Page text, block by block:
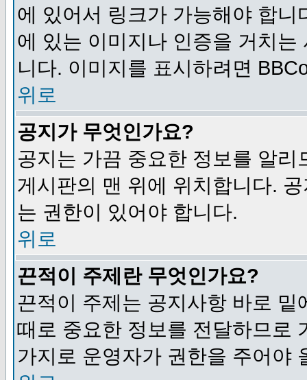
에 있어서 링크가 가능해야 합
에 있는 이미지나 인증을 거치
니다. 이미지를 표시하려면
위로
공지가 무엇인가요?
공지는 가끔 중요한 정보를 알
게시판의 맨 위에 위치합니다.
는 권한이 있어야 합니다.
위로
끈적이 주제란 무엇인가요?
끈적이 주제는 공지사항 바로
때로 중요한 정보를 전달하므로
가지로 운영자가 권한을 주어야